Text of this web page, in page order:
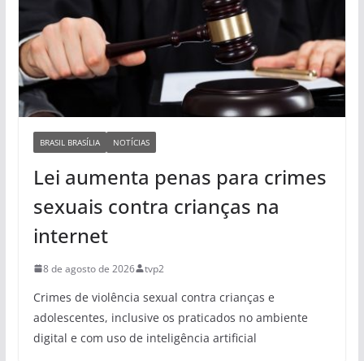
BRASIL BRASÍLIA NOTÍCIAS
Lei aumenta penas para crimes
sexuais contra crianças na
internet
8 de agosto de 2026 tvp2
Crimes de violência sexual contra crianças e
adolescentes, inclusive os praticados no ambiente
digital e com uso de inteligência artificial